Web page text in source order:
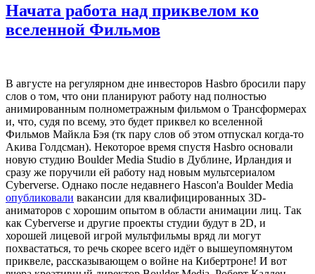
Начата работа над приквелом ко
вселенной Фильмов
В августе на регулярном дне инвесторов Hasbro бросили пару
слов о том, что они планируют работу над полностью
анимированным полнометражным фильмом о Трансформерах
и, что, судя по всему, это будет приквел ко вселенной
Фильмов Майкла Бэя (тк пару слов об этом отпускал когда-то
Акива Голдсман). Некоторое время спустя Hasbro основали
новую студию Boulder Media Studio в Дублине, Ирландия и
сразу же поручили ей работу над новым мультсериалом
Cyberverse. Однако после недавнего Hascon'а Boulder Media
опубликовали вакансии для квалифицированных 3D-
аниматоров с хорошим опытом в области анимации лиц. Так
как Cyberverse и другие проекты студии будут в 2D, и
хорошей лицевой игрой мультфильмы вряд ли могут
похвастаться, то речь скорее всего идёт о вышеупомянутом
приквеле, рассказывающем о войне на Кибертроне! И вот